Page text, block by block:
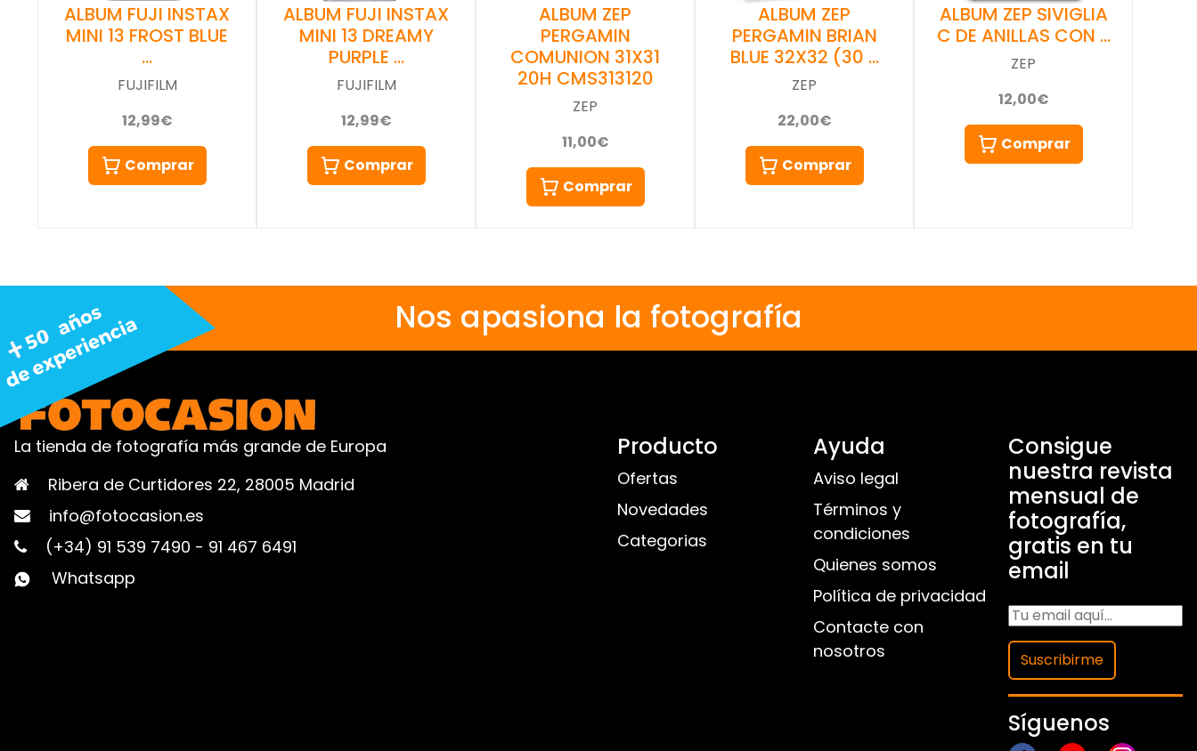
ALBUM FUJI INSTAX
MINI 13 FROST BLUE
…
FUJIFILM
12,99€
Comprar
ALBUM FUJI INSTAX
MINI 13 DREAMY
PURPLE …
FUJIFILM
12,99€
Comprar
ALBUM ZEP
PERGAMIN
COMUNION 31X31
20H CMS313120
ZEP
11,00€
Comprar
ALBUM ZEP
PERGAMIN BRIAN
BLUE 32X32 (30 …
ZEP
22,00€
Comprar
ALBUM ZEP SIVIGLIA
C DE ANILLAS CON …
ZEP
12,00€
Comprar
Nos apasiona la fotografía
La tienda de fotografía más grande de Europa
Ribera de Curtidores 22, 28005 Madrid
info@fotocasion.es
(+34) 91 539 7490 - 91 467 6491
Whatsapp
Producto
Ofertas
Novedades
Categorias
Ayuda
Aviso legal
Términos y
condiciones
Quienes somos
Política de privacidad
Contacte con
nosotros
Consigue
nuestra revista
mensual de
fotografía,
gratis en tu
email
Suscribirme
Síguenos